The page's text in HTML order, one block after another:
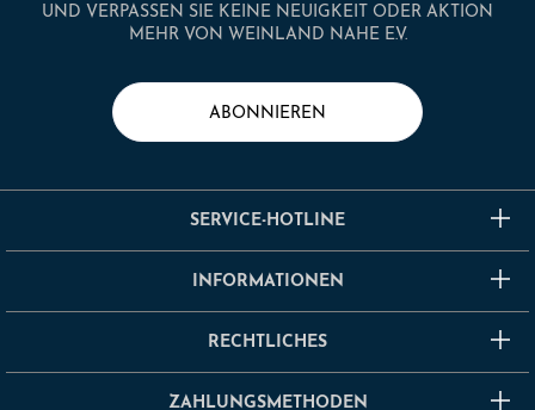
UND VERPASSEN SIE KEINE NEUIGKEIT ODER AKTION
MEHR VON WEINLAND NAHE E.V.
ABONNIEREN
SERVICE-HOTLINE
INFORMATIONEN
RECHTLICHES
ZAHLUNGSMETHODEN